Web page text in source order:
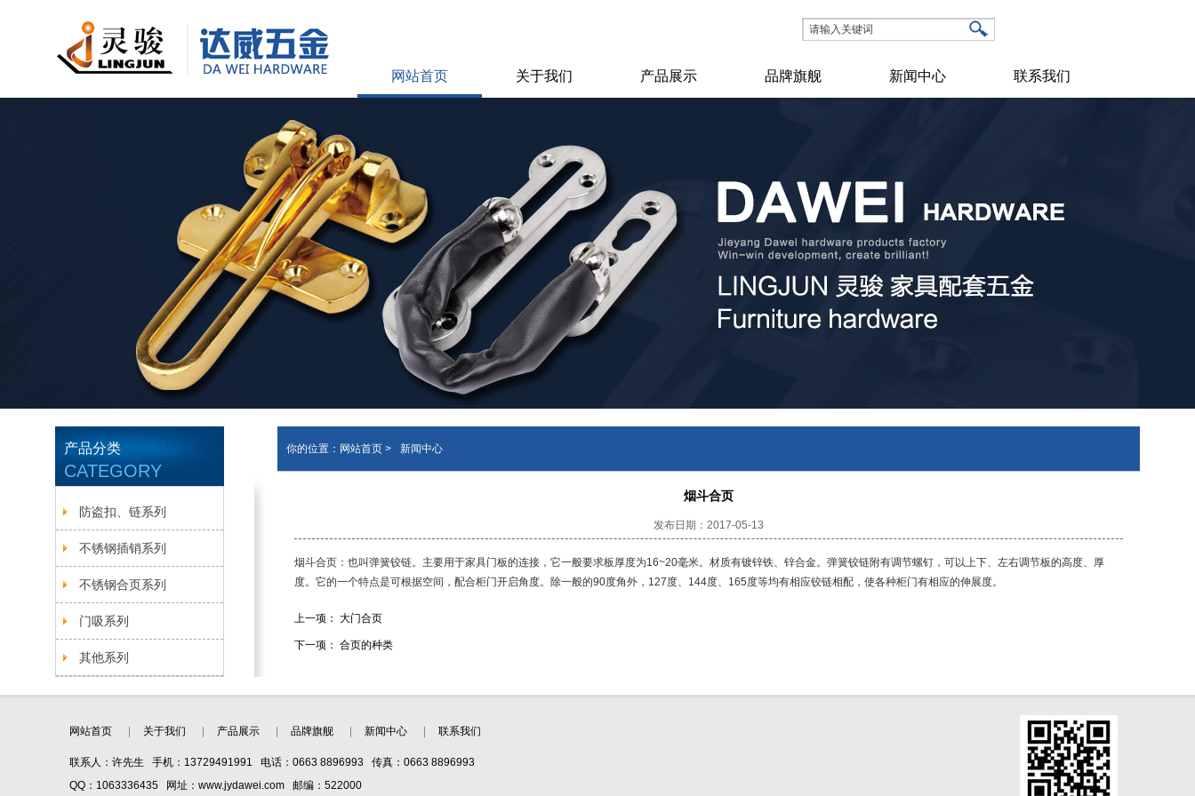
网站首页 关于我们 产品展示 品牌旗舰 新闻中心 联系我们
产品分类
CATEGORY
防盗扣、链系列
不锈钢插销系列
不锈钢合页系列
门吸系列
其他系列
你的位置： 网站首页 > 新闻中心
烟斗合页
发布日期：2017-05-13
烟斗合页：也叫弹簧铰链。主要用于家具门板的连接，它一般要求板厚度为16~20毫米。材质有镀锌铁、锌合金。弹簧铰链附有调节螺钉，可以上下、左右调节板的高度、厚
度。它的一个特点是可根据空间，配合柜门开启角度。除一般的90度角外，127度、144度、165度等均有相应铰链相配，使各种柜门有相应的伸展度。
上一项：大门合页
下一项：合页的种类
网站首页 关于我们 产品展示 品牌旗舰 新闻中心 联系我们
联系人：许先生 手机：13729491991 电话：0663 8896993 传真：0663 8896993
QQ：1063336435 网址：www.jydawei.com 邮编：522000